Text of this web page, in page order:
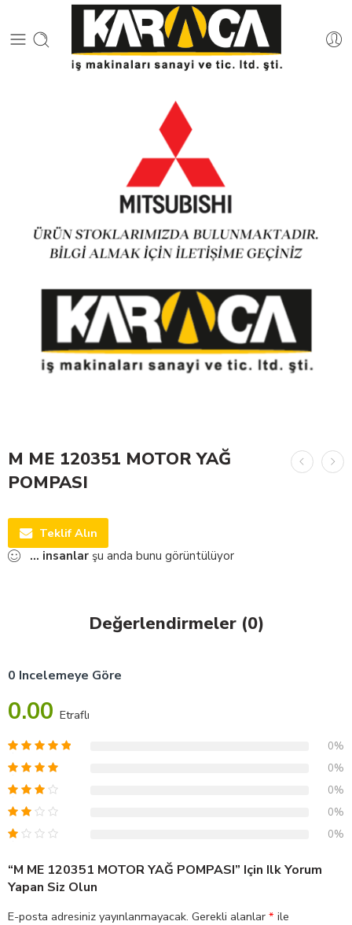
M ME 120351 MOTOR YAĞ
POMPASI
Teklif Alın
... insanlar şu anda bunu görüntülüyor
Değerlendirmeler (0)
0 Incelemeye Göre
0.00 Etraflı
0%
0%
0%
0%
0%
“M ME 120351 MOTOR YAĞ POMPASI” Için Ilk Yorum
Yapan Siz Olun
E-posta adresiniz yayınlanmayacak. Gerekli alanlar * ile